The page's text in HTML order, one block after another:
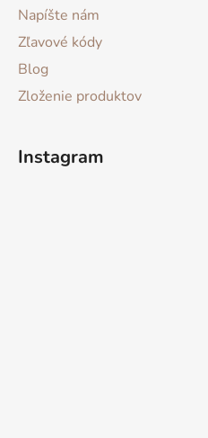
Napíšte nám
Zľavové kódy
Blog
Zloženie produktov
Instagram